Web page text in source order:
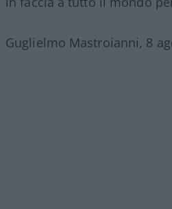
Guglielmo Mastroianni, 8